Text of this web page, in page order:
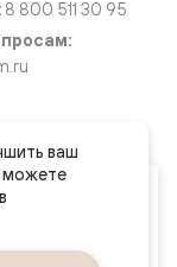
8 800 511 30 95
ваш
можете